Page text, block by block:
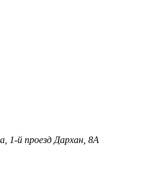
1-й проезд Дархан, 8A